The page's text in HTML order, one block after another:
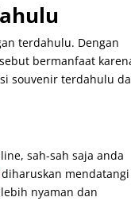
terdahulu. Dengan
bermanfaat
souvenir terdahulu
sah-sah saja anda
diharuskan mendatangi
nyaman dan